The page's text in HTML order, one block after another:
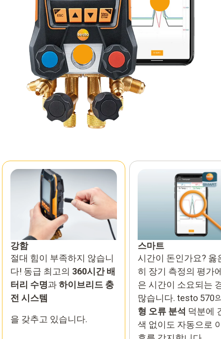
강함
절대 힘이 부족하지 않습니
다! 동급 최고의 360시간 배
터리 수명과하이브리드 충
전 시스템
을 갖추고 있습니다.
스마트
시간이 돈인가요? 옳
히 장기 측정의 평가
은 시간이 소요되는
많습니다. testo 570
형 오류 분석 덕분에
색 없이도 자동으로